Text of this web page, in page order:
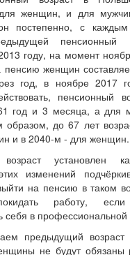
женщин, и для
постепенно, с
пенсионный
году, на момент
женщин
год, в ноябре 2017
пенсионный
год и 3 месяца, а для
образом, до 67 лет
и в 2040-м - для женщин.
установлен
изменений
на пенсию в таком
работу,
себя в профессиональной
предыдущий
не будут обязаны